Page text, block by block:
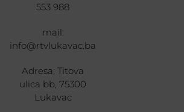
553 988
mail:
info@rtvlukavac.ba
Adresa: Titova
ulica bb, 75300
Lukavac